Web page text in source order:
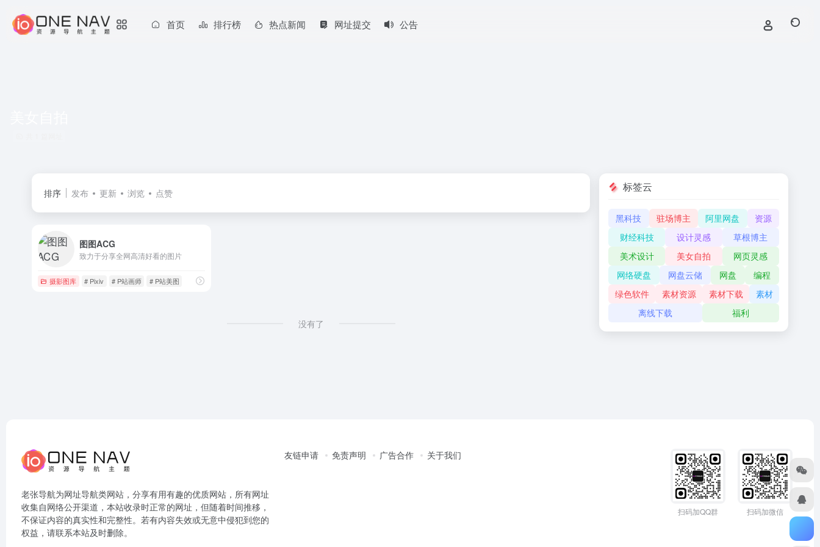
首页 排行榜 热点新闻 网址提交 公告
排序 发布 更新 浏览 点赞
图图ACG
致力于分享全网高清好看的图片
摄影图库 # Pixiv # P站画师 # P站美图
没有了
标签云
黑科技 驻场博主 阿里网盘
资源
财经科技
设计灵感
草根博主
美术设计
美女自拍
网页灵感
网络硬盘
网盘云储 网盘
编程
绿色软件
素材资源 素材下载
素材
离线下载
福利
老张导航为网址导航类网站，分享有用有趣的优质网站，所有网址
收集自网络公开渠道，本站收录时正常的网址，但随着时间推移，
不保证内容的真实性和完整性。若有内容失效或无意中侵犯到您的
权益，请联系本站及时删除。
友链申请 免责声明 广告合作 关于我们
扫码加QQ群 扫码加微信